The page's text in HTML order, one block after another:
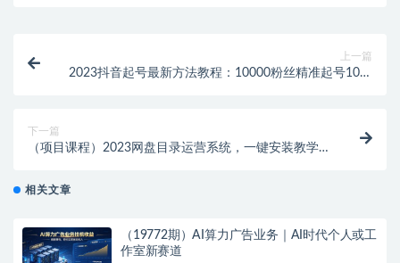
上一篇
2023抖音起号最新方法教程：10000粉丝精准起号10大
下一篇
（项目课程）2023网盘目录运营系统，一键安装教学，
相关文章
（19772期）AI算力广告业务｜AI时代个人或工
作室新赛道